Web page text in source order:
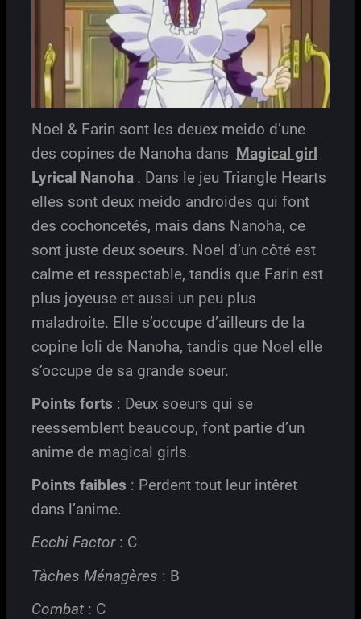
Noel & Farin sont les deuex meido d’une
des copines de Nanoha dans Magical girl
Lyrical Nanoha . Dans le jeu Triangle Hearts
elles sont deux meido androides qui font
des cochoncetés, mais dans Nanoha, ce
sont juste deux soeurs. Noel d’un côté est
calme et resspectable, tandis que Farin est
plus joyeuse et aussi un peu plus
maladroite. Elle s’occupe d’ailleurs de la
copine loli de Nanoha, tandis que Noel elle
s’occupe de sa grande soeur.
Points forts : Deux soeurs qui se
reessemblent beaucoup, font partie d’un
anime de magical girls.
Points faibles : Perdent tout leur intêret
dans l’anime.
Ecchi Factor: C
Tàches Ménagères : B
Combat : C